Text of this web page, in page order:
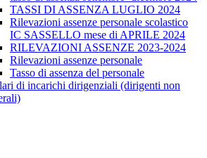
TASSI DI ASSENZA LUGLIO 2024
Rilevazioni assenze personale scolastico
IC SASSELLO mese di APRILE 2024
RILEVAZIONI ASSENZE 2023-2024
Rilevazioni assenze personale
Tasso di assenza del personale
di incarichi dirigenziali (dirigenti non